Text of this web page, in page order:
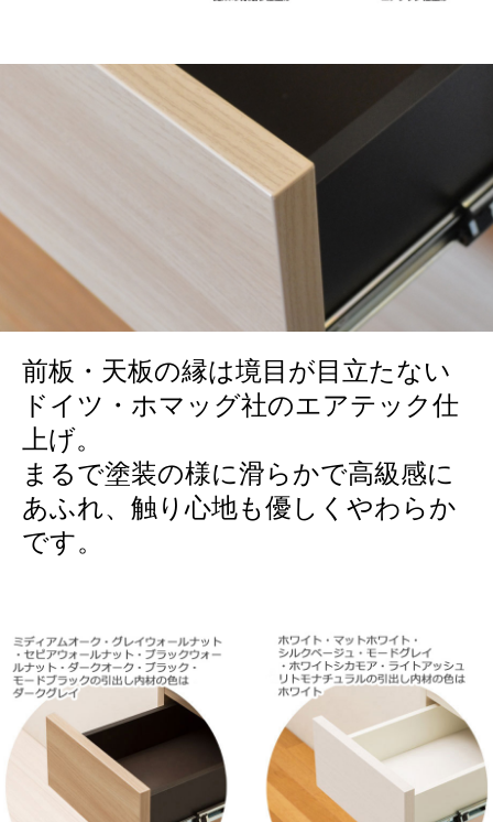
前板・天板の縁は境目が目立たない
ドイツ・ホマッグ社のエアテック仕
上げ。
まるで塗装の様に滑らかで高級感に
あふれ、触り心地も優しくやわらか
です。